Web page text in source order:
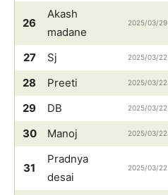
26
Akash
madane
2025/03/29
27 Sj 2025/03/22
28
Preeti 2025/03/22
29
DB 2025/03/22
30
Manoj 2025/03/22
31
Pradnya
desai
2025/03/22